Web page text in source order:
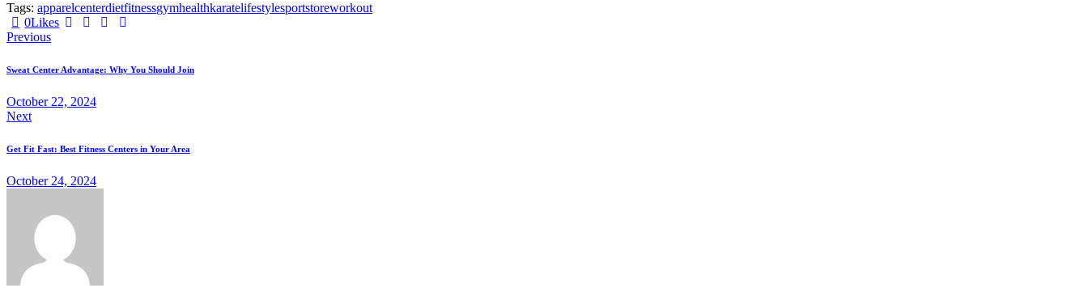
Tags: apparelcenterdietfitnessgymhealthkaratelifestylesportstoreworkout
0Likes
Post
navigation
Previous
Sweat Center Advantage: Why You Should Join
October 22, 2024
Next
Get Fit Fast: Best Fitness Centers in Your Area
October 24, 2024